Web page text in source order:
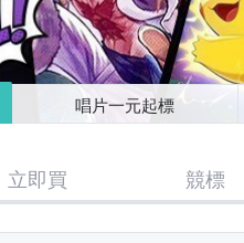
唱片一元起標
立即買 競標